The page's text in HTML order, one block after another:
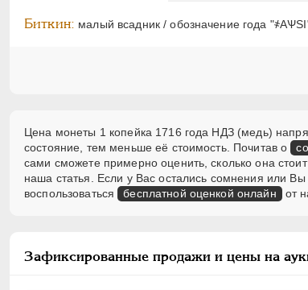
Биткин: малый всадник / обозначение года
Цена монеты 1 копейка 1716 года НДЗ (медь)
состояние, тем меньше её стоимость. Почитав о
сами сможете примерно оценить, сколько она
наша статья. Если у Вас остались сомнения или
воспользоваться бесплатной оценкой онлайн от
Зафиксированные продажи и цены на